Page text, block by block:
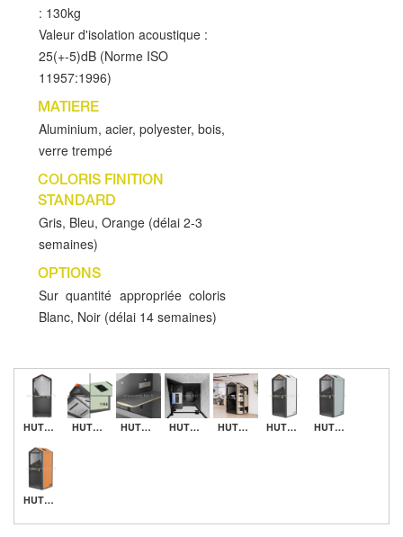
: 130kg
Valeur d'isolation acoustique :
25(+-5)dB (Norme ISO
11957:1996)
MATIERE
Aluminium, acier, polyester, bois,
verre trempé
COLORIS FINITION
STANDARD
Gris, Bleu, Orange (délai 2-3
semaines)
OPTIONS
Sur quantité appropriée coloris
Blanc, Noir (délai 14 semaines)
HUTTE HUTTE HUTTE HUTTE HUTTE HUTTE HUTTE
HUTTE